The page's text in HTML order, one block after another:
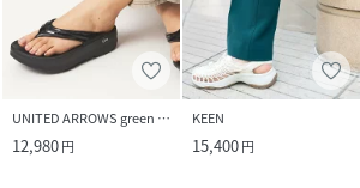
UNITED ARROWS green label relaxing
12,980円
KEEN
15,400円